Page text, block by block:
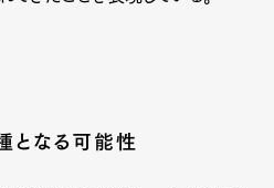
となる可能性